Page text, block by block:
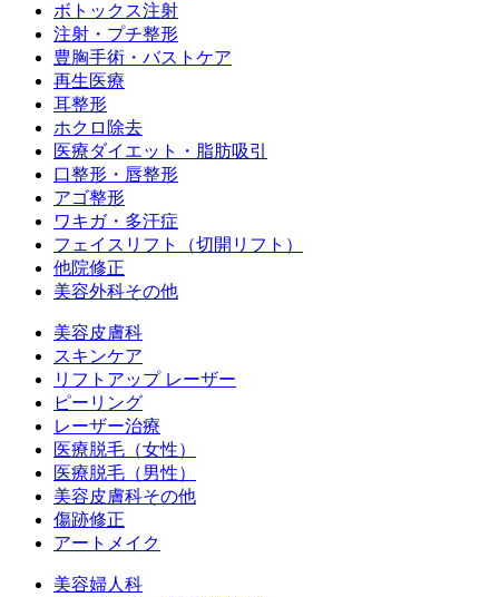
ボトックス注射
注射・プチ整形
豊胸手術・バストケア
再生医療
耳整形
ホクロ除去
医療ダイエット・脂肪吸引
口整形・唇整形
アゴ整形
ワキガ・多汗症
フェイスリフト（切開リフト）
他院修正
美容外科その他
美容皮膚科
スキンケア
リフトアップ レーザー
ピーリング
レーザー治療
医療脱毛（女性）
医療脱毛（男性）
美容皮膚科その他
傷跡修正
アートメイク
美容婦人科